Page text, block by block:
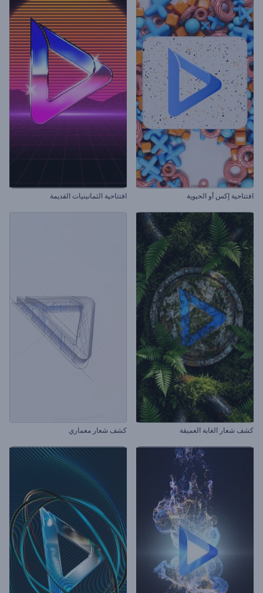
افتتاحية إكس أو الحيوية افتتاحية الثمانينيات القديمة
كشف شعار الغابة العميقة كشف شعار معماري